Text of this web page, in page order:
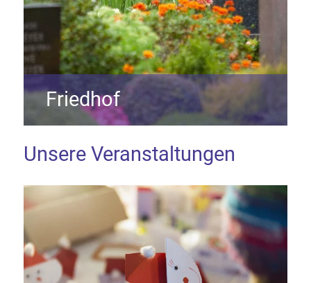
Friedhof
Unsere Veranstaltungen